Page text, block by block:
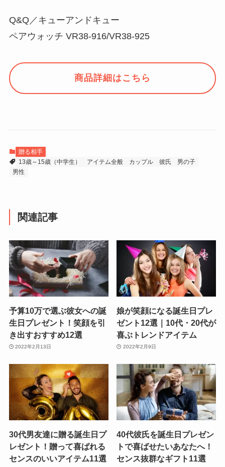
Q&Q／キューアンドキュー
ペアウォッチ VR38-916/VR38-925
商品詳細はこちら
贈る相手
13歳～15歳（中学生）
アイテム全般 カップル 彼氏
男の子
男性
関連記事
予算10万で選ぶ彼女への誕
生日プレゼント！笑顔を引
き出すおすすめ12選
2022年2月13日
娘が笑顔になる誕生日プレ
ゼント12選｜10代・20代が
喜ぶトレンドアイテム
2022年2月9日
30代男友達に贈る誕生日プ
レゼント！贈って喜ばれる
センスのいいアイテム11選
40代彼氏を誕生日プレゼン
トで喜ばせたいあなたへ！
センス抜群なギフト11選